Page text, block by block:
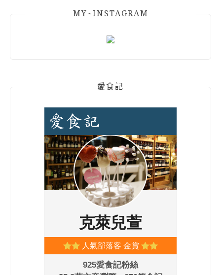
MY~INSTAGRAM
愛食記